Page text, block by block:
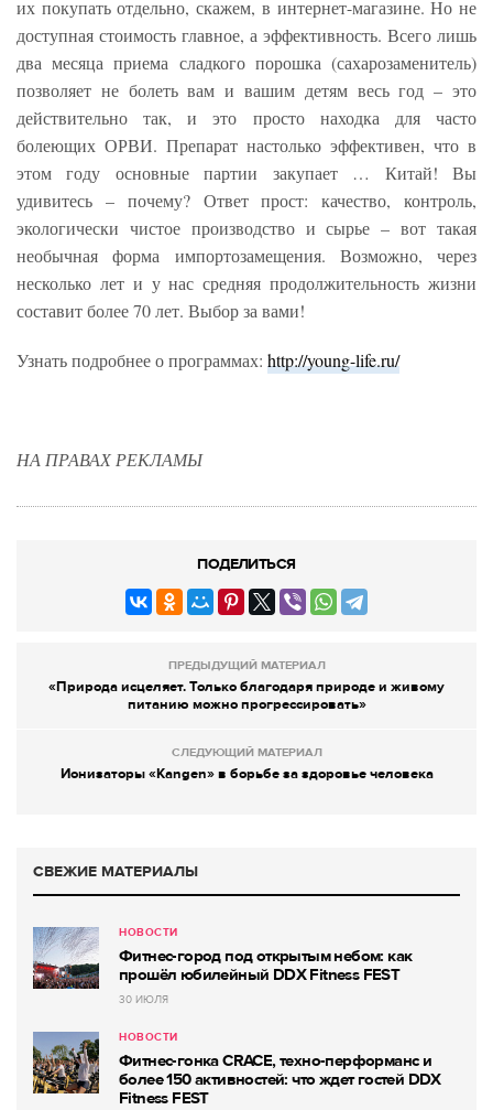
их покупать отдельно, скажем, в интернет-магазине. Но не
доступная стоимость главное, а эффективность. Всего лишь
два месяца приема сладкого порошка (сахарозаменитель)
позволяет не болеть вам и вашим детям весь год – это
действительно так, и это просто находка для часто
болеющих ОРВИ. Препарат настолько эффективен, что в
этом году основные партии закупает … Китай! Вы
удивитесь – почему? Ответ прост: качество, контроль,
экологически чистое производство и сырье – вот такая
необычная форма импортозамещения. Возможно, через
несколько лет и у нас средняя продолжительность жизни
составит более 70 лет. Выбор за вами!
Узнать подробнее о программах: http://young-life.ru/
НА ПРАВАХ РЕКЛАМЫ
ПОДЕЛИТЬСЯ
ПРЕДЫДУЩИЙ МАТЕРИАЛ
«Природа исцеляет. Только благодаря природе и живому
питанию можно прогрессировать»
СЛЕДУЮЩИЙ МАТЕРИАЛ
Ионизаторы «Kangen» в борьбе за здоровье человека
СВЕЖИЕ МАТЕРИАЛЫ
НОВОСТИ
Фитнес-город под открытым небом: как
прошёл юбилейный DDX Fitness FEST
30 ИЮЛЯ
НОВОСТИ
Фитнес-гонка CRACE, техно-перформанс и
более 150 активностей: что ждет гостей DDX
Fitness FEST